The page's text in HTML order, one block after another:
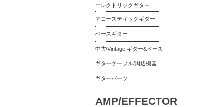
エレクトリックギター
アコースティックギター
ベースギター
中古/Vintage ギター&ベース
ギターケーブル/周辺機器
ギターパーツ
AMP/EFFECTOR